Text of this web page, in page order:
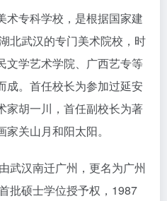
术专科学校，是根据国家建
北武汉的专门美术院校，时
文学艺术学院、广西艺专等
成。首任校长为参加过延安
家胡一川，首任副校长为著
关山月和阳太阳。
武汉南迁广州，更名为广州
批硕士学位授予权，1987